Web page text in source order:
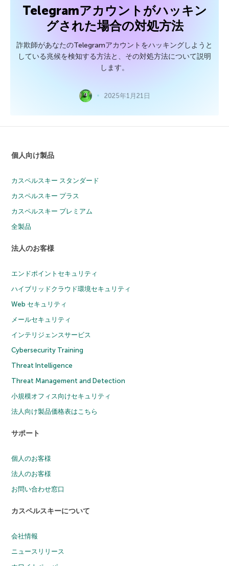
Telegramアカウントがハッキン
グされた場合の対処方法
詐欺師があなたのTelegramアカウントをハッキングしようと
している兆候を検知する方法と、その対処方法について説明
します。
2025年1月21日
個人向け製品
カスペルスキー スタンダード
カスペルスキー プラス
カスペルスキー プレミアム
全製品
法人のお客様
エンドポイントセキュリティ
ハイブリッドクラウド環境セキュリティ
Web セキュリティ
メールセキュリティ
インテリジェンスサービス
Cybersecurity Training
Threat Intelligence
Threat Management and Detection
小規模オフィス向けセキュリティ
法人向け製品価格表はこちら
サポート
個人のお客様
法人のお客様
お問い合わせ窓口
カスペルスキーについて
会社情報
ニュースリリース